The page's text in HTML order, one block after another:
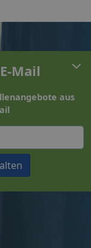
Mail
aus